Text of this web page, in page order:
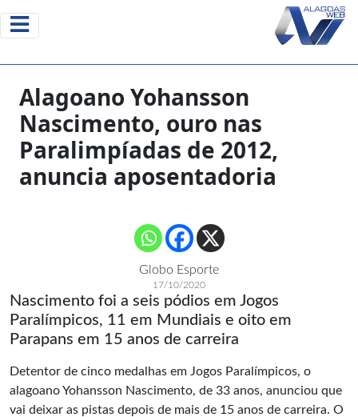
Alagoano Yohansson
Nascimento, ouro nas
Paralimpíadas de 2012,
anuncia aposentadoria
Globo Esporte
17/10/2020
Nascimento foi a seis pódios em Jogos
Paralímpicos, 11 em Mundiais e oito em
Parapans em 15 anos de carreira
Detentor de cinco medalhas em Jogos Paralímpicos, o
alagoano Yohansson Nascimento, de 33 anos, anunciou que
vai deixar as pistas depois de mais de 15 anos de carreira. O